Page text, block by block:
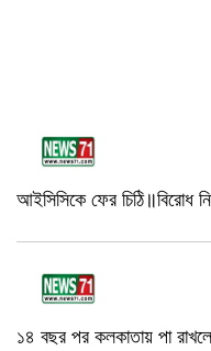
আইসিসিকে ফের চিঠি॥বিরোধ
১৪ বছর পর কলকাতায় পা